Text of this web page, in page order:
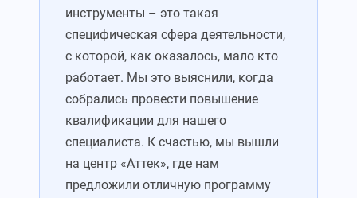
инструменты – это такая
специфическая сфера деятельности,
с которой, как оказалось, мало кто
работает. Мы это выяснили, когда
собрались провести повышение
квалификации для нашего
специалиста. К счастью, мы вышли
на центр «Аттек», где нам
предложили отличную программу